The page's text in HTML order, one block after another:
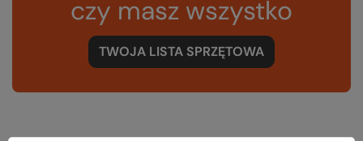
czy masz wszystko
TWOJA LISTA SPRZĘTOWA